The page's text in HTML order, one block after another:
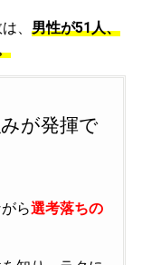
、 男性が51人、
が発揮で
ら選考落ちの